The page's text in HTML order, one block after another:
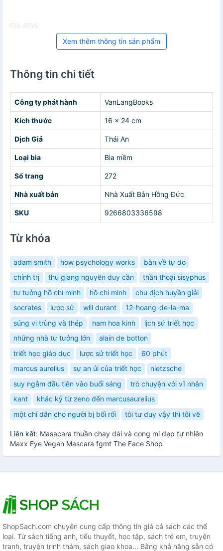
Giá ARW
Xem thêm thông tin sản phẩm
Thông tin chi tiết
Công ty phát hành VanLangBooks
Kích thước 16 x 24 cm
Dịch Giả Thái An
Loại bìa Bìa mềm
Số trang 272
Nhà xuất bản Nhà Xuất Bản Hồng Đức
SKU 9266803336598
Từ khóa
adam smith how psychology works
bàn về tự do
chính trị
thu giang nguyễn duy cần
thần thoại sisyphus
tư tưởng hồ chí minh
hồ chí minh
chu dịch huyền giải
socrates
lược sử will durant
12-hoang-de-la-ma
súng vi trùng và thép
nam hoa kinh
lịch sử triết học
những nhà tư tưởng lớn
alain de botton
triết học giáo dục
lược sử triết học
60 phút
marcus aurelius
sự an ủi của triết học
nietzsche
suy ngẫm đầu tiên vào buổi sáng
trò chuyện với vĩ nhân
kant
khắc kỷ từ zeno đến marcusaurelius
một chỉ dẫn cho người bị bối rối
tôi tư duy vậy thì tôi vẽ
Liên kết: Masacara thuần chay dài và cong mi đẹp tự nhiên
Maxx Eye Vegan Mascara fgmt The Face Shop
ShopSach.com chuyên cung cấp thông tin giá cả sách các thể
loại. Từ sách tiếng anh, tiểu thuyết, học tập, sách trẻ em, truyện
tranh, truyện trinh thám, sách giao khoa... Bằng khả năng sẵn có